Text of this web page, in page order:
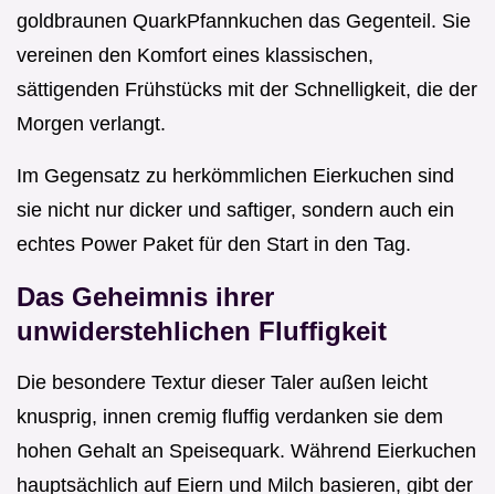
goldbraunen QuarkPfannkuchen das Gegenteil. Sie
vereinen den Komfort eines klassischen,
sättigenden Frühstücks mit der Schnelligkeit, die der
Morgen verlangt.
Im Gegensatz zu herkömmlichen Eierkuchen sind
sie nicht nur dicker und saftiger, sondern auch ein
echtes Power Paket für den Start in den Tag.
Das Geheimnis ihrer
unwiderstehlichen Fluffigkeit
Die besondere Textur dieser Taler außen leicht
knusprig, innen cremig fluffig verdanken sie dem
hohen Gehalt an Speisequark. Während Eierkuchen
hauptsächlich auf Eiern und Milch basieren, gibt der